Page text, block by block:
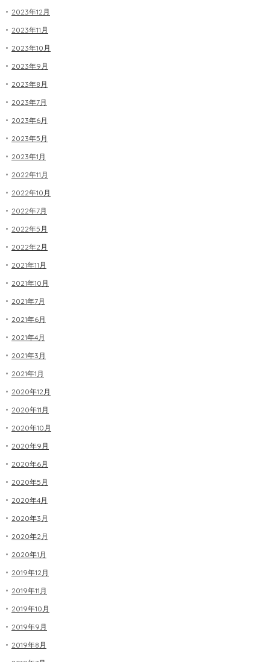
2023年12月
2023年11月
2023年10月
2023年9月
2023年8月
2023年7月
2023年6月
2023年5月
2023年1月
2022年11月
2022年10月
2022年7月
2022年5月
2022年2月
2021年11月
2021年10月
2021年7月
2021年6月
2021年4月
2021年3月
2021年1月
2020年12月
2020年11月
2020年10月
2020年9月
2020年6月
2020年5月
2020年4月
2020年3月
2020年2月
2020年1月
2019年12月
2019年11月
2019年10月
2019年9月
2019年8月